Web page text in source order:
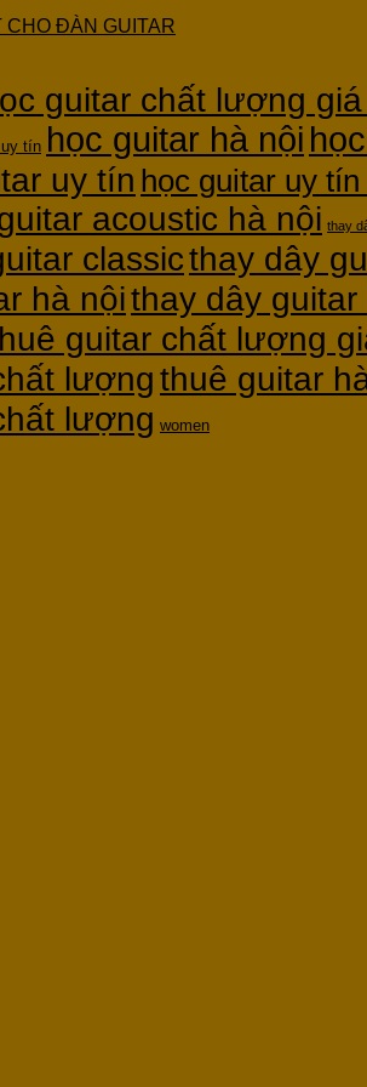
CHO ĐÀN GUITAR
guitar chất lượng
uy tín học guitar hà nội
uy tín học guitar uy
acoustic hà nội thay
classicthay dây
hà nộithay dây
guitar chất lượng
lượngthuê guitar
lượng women